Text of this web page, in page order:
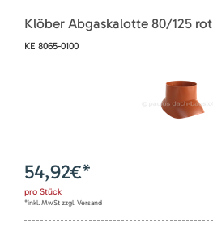
Klöber Abgaskalotte 80/125 rot
KE 8065-0100
54,92€*
pro Stück
*inkl. MwSt zzgl. Versand